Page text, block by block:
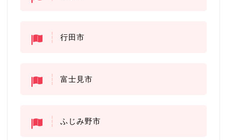
行田市
富士見市
ふじみ野市